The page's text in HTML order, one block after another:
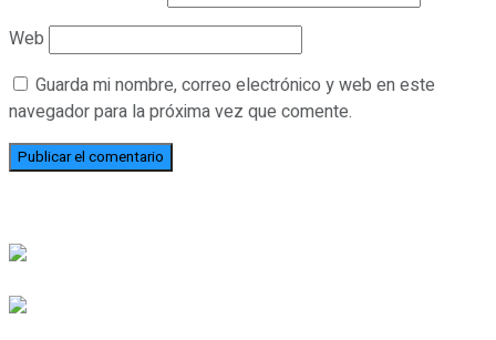
Web
Guarda mi nombre, correo electrónico y web en este
navegador para la próxima vez que comente.